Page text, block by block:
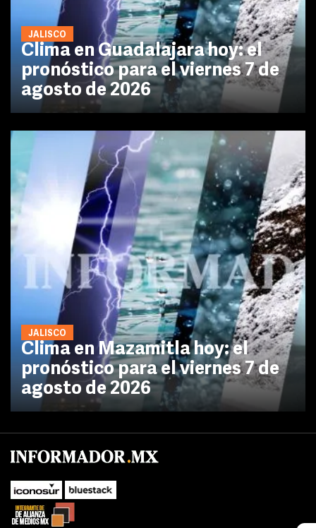
JALISCO
Clima en Guadalajara hoy: el
pronóstico para el viernes 7 de
agosto de 2026
JALISCO
Clima en Mazamitla hoy: el
pronóstico para el viernes 7 de
agosto de 2026